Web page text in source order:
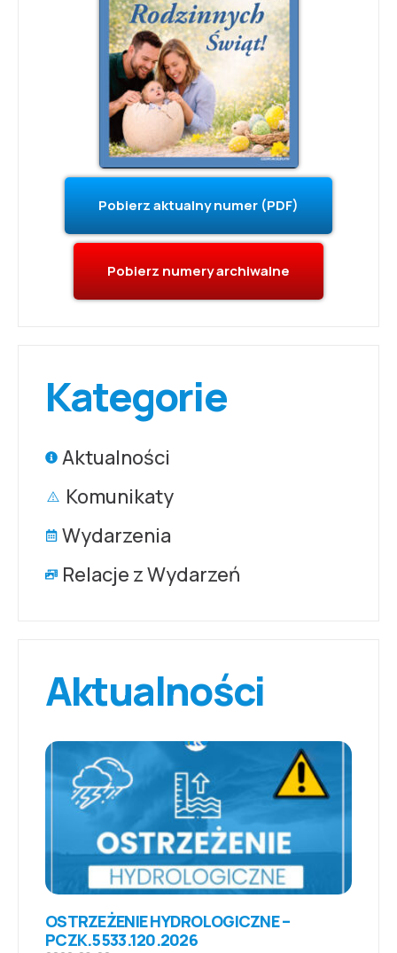
Pobierz aktualny numer (PDF)
Pobierz numery archiwalne
Kategorie
Aktualności
Komunikaty
Wydarzenia
Relacje z Wydarzeń
Aktualności
OSTRZEŻENIE HYDROLOGICZNE –
PCZK.5533.120.2026